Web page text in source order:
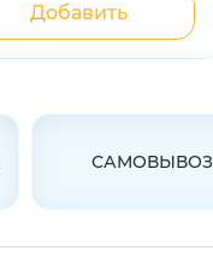
Добавить
САМОВЫВОЗ